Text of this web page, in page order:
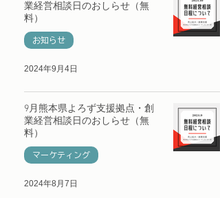
業経営相談日のおしらせ（無
料）
お知らせ
2024年9月4日
9月熊本県よろず支援拠点・創
業経営相談日のおしらせ（無
料）
マーケティング
2024年8月7日